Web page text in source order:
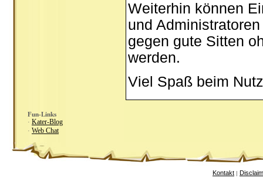
Fun-Links
· Kater-Blog
· Web Chat
Weiterhin können
und
gegen gute Sitten
werden.
Viel Spaß beim
Kontakt |